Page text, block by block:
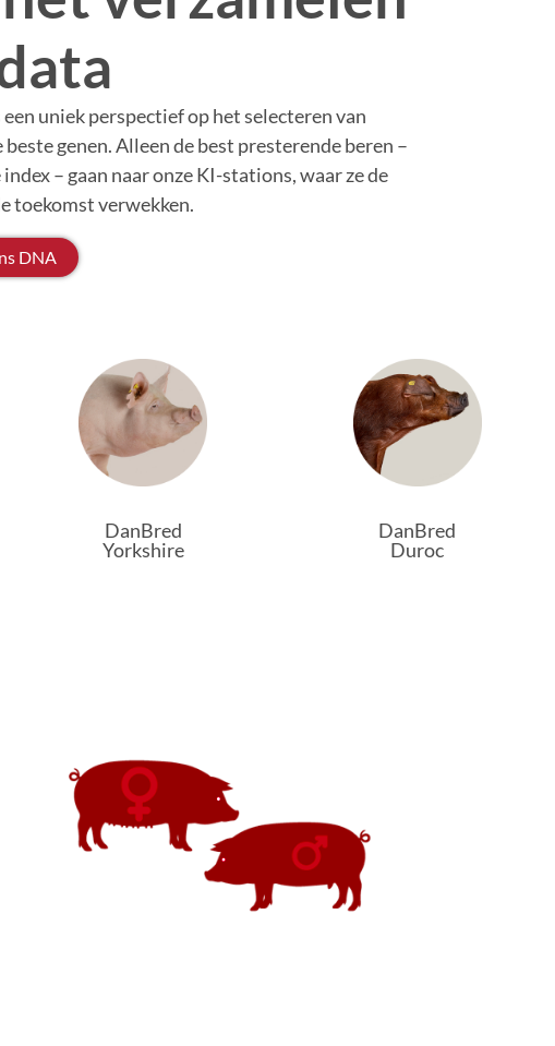
uniek perspectief op het selecteren van
genen. Alleen de best presterende beren –
– gaan naar onze KI-stations, waar ze de
toekomst verwekken.
DNA
DanBred
Yorkshire
DanBred
Duroc